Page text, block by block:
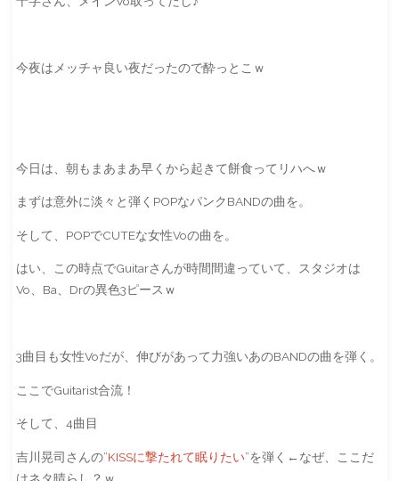
今夜はメッチャ良い夜だったので酔っとこｗ
今日は、朝もまあまあ早くから起きて餅食ってリハへｗ
まずは意外に淡々と弾くPOPなパンクBANDの曲を。
そして、POPでCUTEな女性Voの曲を。
はい、この時点でGuitarさんが時間間違っていて、スタジオは
Vo、Ba、Drの異色3ピースｗ
3曲目も女性Voだが、伸びがあって力強いあのBANDの曲を弾く。
ここでGuitarist合流！
そして、4曲目
吉川晃司さんの”KISSに撃たれて眠りたい”を弾く←なぜ、ここだ